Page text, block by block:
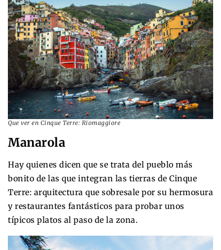
Que ver en Cinque Terre: Riomaggiore
Manarola
Hay quienes dicen que se trata del pueblo más
bonito de las que integran las tierras de Cinque
Terre: arquitectura que sobresale por su hermosura
y restaurantes fantásticos para probar unos
típicos platos al paso de la zona.